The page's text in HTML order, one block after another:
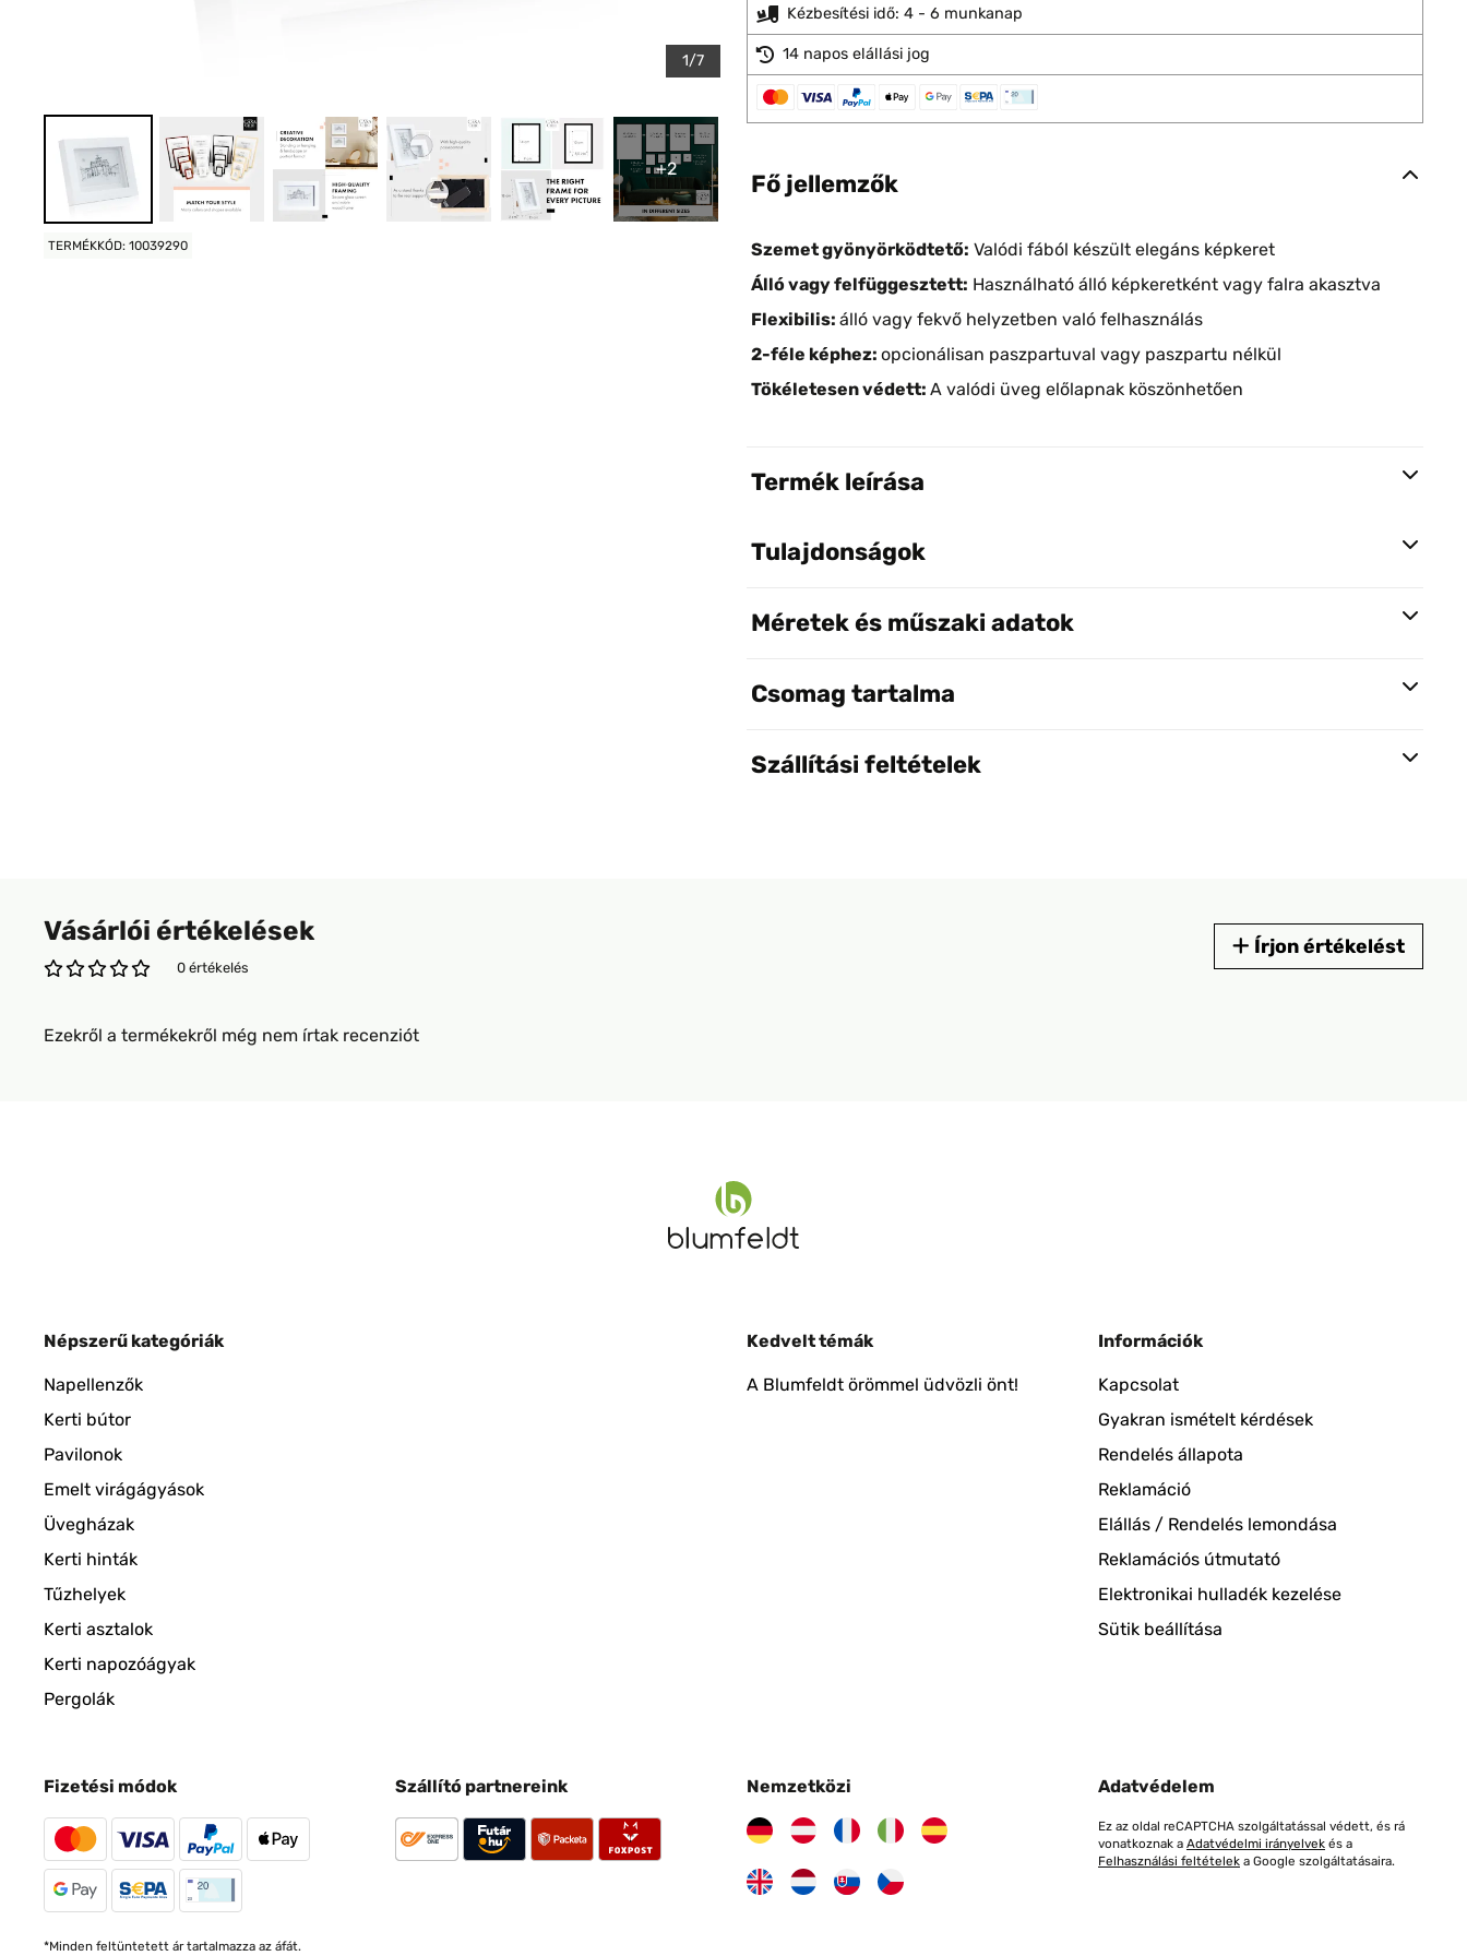
1/7
+2
TERMÉKKÓD: 10039290
Kézbesítési idő: 4 - 6 munkanap
14 napos elállási jog
Fő jellemzők
Szemet gyönyörködtető: Valódi fából készült elegáns képkeret
Álló vagy felfüggesztett: Használható álló képkeretként vagy falra akasztva
Flexibilis: álló vagy fekvő helyzetben való felhasználás
2-féle képhez: opcionálisan paszpartuval vagy paszpartu nélkül
Tökéletesen védett: A valódi üveg előlapnak köszönhetően
Termék leírása
Tulajdonságok
Méretek és műszaki adatok
Csomag tartalma
Szállítási feltételek
Vásárlói értékelések
0 értékelés
Írjon értékelést
Ezekről a termékekről még nem írtak recenziót
Népszerű kategóriák
Napellenzők
Kerti bútor
Pavilonok
Emelt virágágyások
Üvegházak
Kerti hinták
Tűzhelyek
Kerti asztalok
Kerti napozóágyak
Pergolák
Kedvelt témák
A Blumfeldt örömmel üdvözli önt!
Információk
Kapcsolat
Gyakran ismételt kérdések
Rendelés állapota
Reklamáció
Elállás / Rendelés lemondása
Reklamációs útmutató
Elektronikai hulladék kezelése
Sütik beállítása
Fizetési módok
*Minden feltüntetett ár tartalmazza az áfát.
Szállító partnereink Nemzetközi Adatvédelem
Ez az oldal reCAPTCHA szolgáltatással védett, és rá
vonatkoznak a Adatvédelmi irányelvek és a
Felhasználási feltételek a Google szolgáltatásaira.